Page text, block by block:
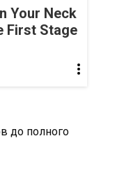
Your Neck
First Stage
до полного